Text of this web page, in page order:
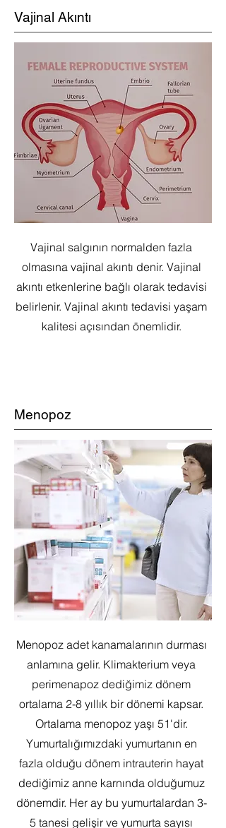
Vajinal Akıntı
Vajinal salgının normalden fazla
olmasına vajinal akıntı denir. Vajinal
akıntı etkenlerine bağlı olarak tedavisi
belirlenir. Vajinal akıntı tedavisi yaşam
kalitesi açısından önemlidir.
Menopoz
Menopoz adet kanamalarının durması
anlamına gelir. Klimakterium veya
perimenapoz dediğimiz dönem
ortalama 2-8 yıllık bir dönemi kapsar.
Ortalama menopoz yaşı 51'dir.
Yumurtalığımızdaki yumurtanın en
fazla olduğu dönem intrauterin hayat
dediğimiz anne karnında olduğumuz
dönemdir. Her ay bu yumurtalardan 3-
5 tanesi gelişir ve yumurta sayısı